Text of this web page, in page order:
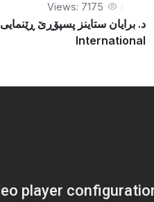
Views: 7175
International